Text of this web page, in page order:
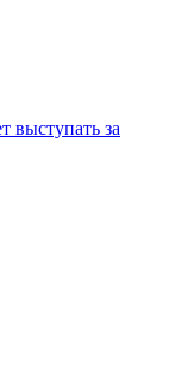
выступать за